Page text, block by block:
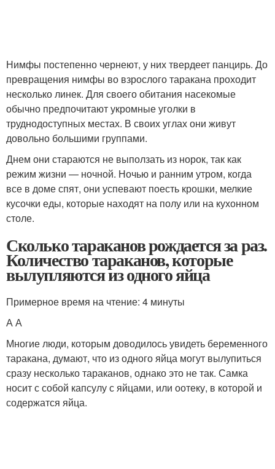
Нимфы постепенно чернеют, у них твердеет панцирь. До
превращения нимфы во взрослого таракана проходит
несколько линек. Для своего обитания насекомые
обычно предпочитают укромные уголки в
труднодоступных местах. В своих углах они живут
довольно большими группами.
Днем они стараются не выползать из норок, так как
режим жизни — ночной. Ночью и ранним утром, когда
все в доме спят, они успевают поесть крошки, мелкие
кусочки еды, которые находят на полу или на кухонном
столе.
Сколько тараканов рождается за раз.
Количество тараканов, которые
вылупляются из одного яйца
Примерное время на чтение: 4 минуты
А А
Многие люди, которым доводилось увидеть беременного
таракана, думают, что из одного яйца могут вылупиться
сразу несколько тараканов, однако это не так. Самка
носит с собой капсулу с яйцами, или оотеку, в которой и
содержатся яйца.